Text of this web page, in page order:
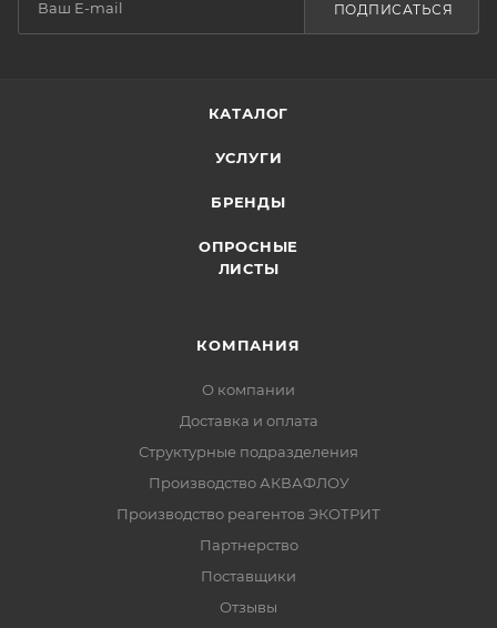
ПОДПИСАТЬСЯ
КАТАЛОГ
УСЛУГИ
БРЕНДЫ
ОПРОСНЫЕ
ЛИСТЫ
КОМПАНИЯ
О компании
Доставка и оплата
Структурные подразделения
Производство АКВАФЛОУ
Производство реагентов ЭКОТРИТ
Партнерство
Поставщики
Отзывы